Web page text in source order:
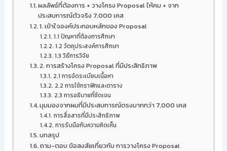
ผลลัพธ์ที่ต้องการ + วางโครง Proposal ให้คม + จาก
ประสบการณ์ตัวจริง 7,000 เคส
1. เข้าใจองค์ประกอบหลักของ Proposal
1.1 ปัญหาที่ต้องการศึกษา
1.2 วัตถุประสงค์การศึกษา
1.3 วิธีการวิจัย
2. การสร้างโครง Proposal ที่มีประสิทธิภาพ
2.1 การจัดระเบียบเนื้อหา
2.2 การใช้กราฟิกและตาราง
2.3 การอธิบายที่ชัดเจน
มุมมองจากผมที่มีประสบการณ์ตรงมากกว่า 7,000 เคส
การสื่อสารที่มีประสิทธิภาพ
การรับมือกับความคิดเห็น
บทสรุป
ถาม-ตอบ ข้อสงสัยเกี่ยวกับ การวางโครง Proposal